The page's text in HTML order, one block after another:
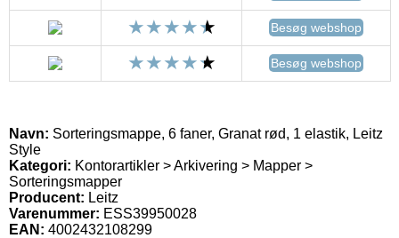
Besøg webshop
Besøg webshop
Navn: Sorteringsmappe, 6 faner, Granat rød, 1 elastik, Leitz
Style
Kategori: Kontorartikler > Arkivering > Mapper >
Sorteringsmapper
Producent: Leitz
Varenummer: ESS39950028
EAN: 4002432108299